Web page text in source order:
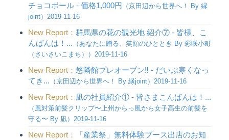
チョコボール - 価格1,000円
（京田辺から世界へ！ By 縁
joint）2019-11-16
New Report： 群馬県の花の観光地 紹介⑦ - 皆様、こ
んばんは！... （あなたに贈る、笑顔のひととき By 彩咲小町
（さいさいこまち））2019-11-16
New Report： 悠隣館プレオープン‼️ - だいぶ寒くなっ
てき... （京田辺から世界へ！ By 縁joint）2019-11-16
New Report： 凪の社員紹介① - 皆さまこんばんは！...
（風対策前髪クリップ〜上州からっ風から女子高生の前髪を
守る〜 By 凪）2019-11-16
New Report：
「産業祭」無料体験ブース出店のお知